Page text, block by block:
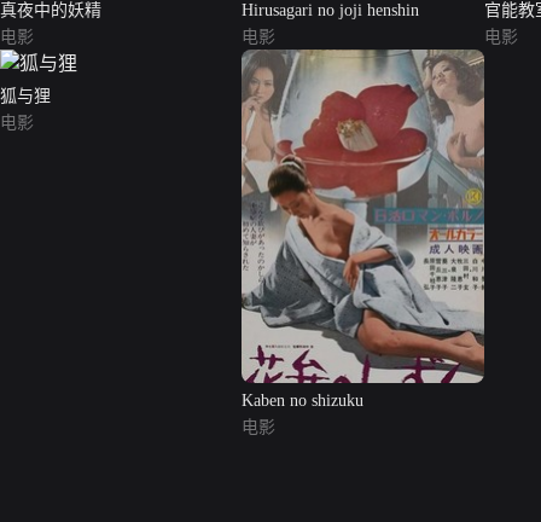
真夜中的妖精
电影
Hirusagari no joji henshin
电影
官能教
电影
狐与狸
电影
Kaben no shizuku
电影